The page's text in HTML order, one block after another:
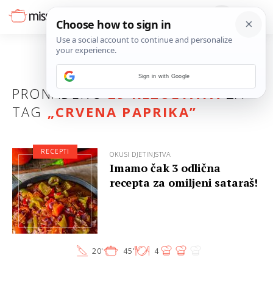
PRONAĐENO29 REZULTATAZA
TAG „CRVENA PAPRIKA”
OKUSI DJETINJSTVA
Imamo čak 3 odlična
recepta za omiljeni sataraš!
20' 45' 4
RECEPTI
Sign in with Google